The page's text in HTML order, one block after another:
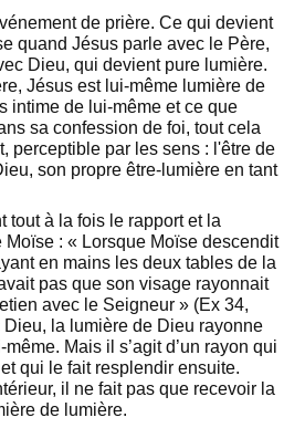
de prière. Ce qui devient
quand Jésus parle avec le Père,
Dieu, qui devient pure lumière.
Jésus est lui-même lumière de
intime de lui-même et ce que
sa confession de foi, tout cela
perceptible par les sens : l'être de
son propre être-lumière en tant
tout à la fois le rapport et la
: « Lorsque Moïse descendit
en mains les deux tables de la
pas que son visage rayonnait
avec le Seigneur » (Ex 34,
Dieu, la lumière de Dieu rayonne
Mais il s’agit d’un rayon qui
qui le fait resplendir ensuite.
il ne fait pas que recevoir la
de lumière.